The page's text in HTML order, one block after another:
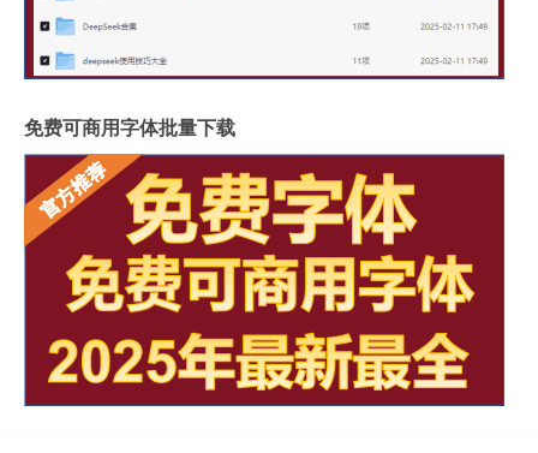
免费可商用字体批量下载